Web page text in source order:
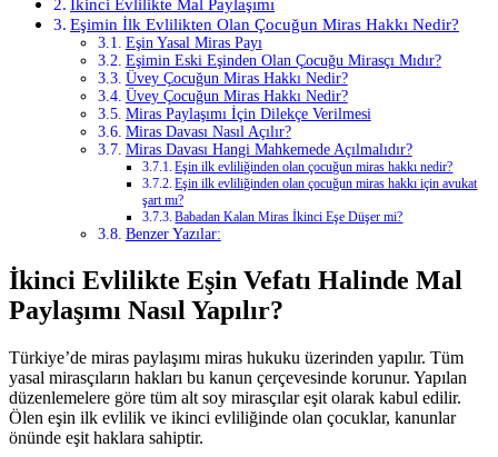
İkinci Evlilikte Mal Paylaşımı
Eşimin İlk Evlilikten Olan Çocuğun Miras Hakkı Nedir?
Eşin Yasal Miras Payı
Eşimin Eski Eşinden Olan Çocuğu Mirasçı Mıdır?
Üvey Çocuğun Miras Hakkı Nedir?
Üvey Çocuğun Miras Hakkı Nedir?
Miras Paylaşımı İçin Dilekçe Verilmesi
Miras Davası Nasıl Açılır?
Miras Davası Hangi Mahkemede Açılmalıdır?
Eşin ilk evliliğinden olan çocuğun miras hakkı nedir?
Eşin ilk evliliğinden olan çocuğun miras hakkı için avukat
şart mı?
Babadan Kalan Miras İkinci Eşe Düşer mi?
Benzer Yazılar:
İkinci Evlilikte Eşin Vefatı Halinde Mal
Paylaşımı Nasıl Yapılır?
Türkiye’de miras paylaşımı miras hukuku üzerinden yapılır. Tüm
yasal mirasçıların hakları bu kanun çerçevesinde korunur. Yapılan
düzenlemelere göre tüm alt soy mirasçılar eşit olarak kabul edilir.
Ölen eşin ilk evlilik ve ikinci evliliğinde olan çocuklar, kanunlar
önünde eşit haklara sahiptir.